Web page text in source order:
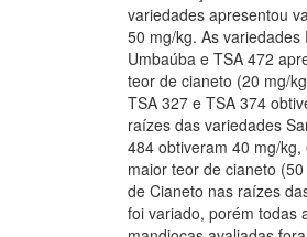
variedades apresentou
50 mg/kg. As variedades
Umbaúba e TSA 472
teor de cianeto (20 mg/
TSA 327 e TSA 374
raízes das variedades
484 obtiveram 40 mg/kg,
maior teor de cianeto
de Cianeto nas raízes
foi variado, porém todas